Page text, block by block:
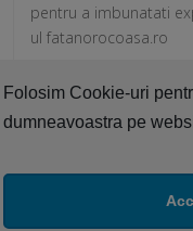
Folosim Cookie-uri
dumneavoastra pe
pentru a imbunatati
ul fatanorocoasa.ro